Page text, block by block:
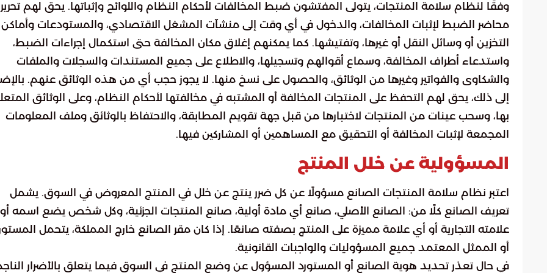
وفقًا لنظام سلامة المنتجات، يتولى المفتشون ضبط المخالفات لأحكام النظام واللوائح وإثباتها. يحق لهم تحرير
محاضر الضبط لإثبات المخالفات، والدخول في أي وقت إلى منشآت المشغل الاقتصادي، والمستودعات وأماكن
التخزين أو وسائل النقل أو غيرها، وتفتيشها. كما يمكنهم إغلاق مكان المخالفة حتى استكمال إجراءات الضبط،
واستدعاء أطراف المخالفة، وسماع أقوالهم وتسجيلها، والاطلاع على جميع المستندات والسجلات والملفات
والشكاوى والفواتير وغيرها من الوثائق، والحصول على نسخ منها. لا يجوز حجب أي من هذه الوثائق عنهم.
إلى ذلك، يحق لهم التحفظ على المنتجات المخالفة أو المشتبه في مخالفتها لأحكام النظام، وعلى الوثائق
بها، وسحب عينات من المنتجات لاختبارها من قبل جهة تقويم المطابقة، والاحتفاظ بالوثائق وملف المعلومات
المجمعة لإثبات المخالفة أو التحقيق مع المساهمين أو المشاركين فيها.
المسؤولية عن خلل المنتج
اعتبر نظام سلامة المنتجات الصانع مسؤولًا عن كل ضرر ينتج عن خلل في المنتج المعروض في السوق. يشمل
تعريف الصانع كلًا من: الصانع الأصلي، صانع أي مادة أولية، صانع المنتجات الجزئية، وكل شخص يضع اسمه أو
علامته التجارية أو أي علامة مميزة على المنتج بصفته صانعًا. إذا كان مقر الصانع خارج المملكة، يتحمل
أو الممثل المعتمد جميع المسؤوليات والواجبات القانونية.
في حال تعذر تحديد هوية الصانع أو المستورد المسؤول عن وضع المنتج في السوق فيما يتعلق بالأضرار